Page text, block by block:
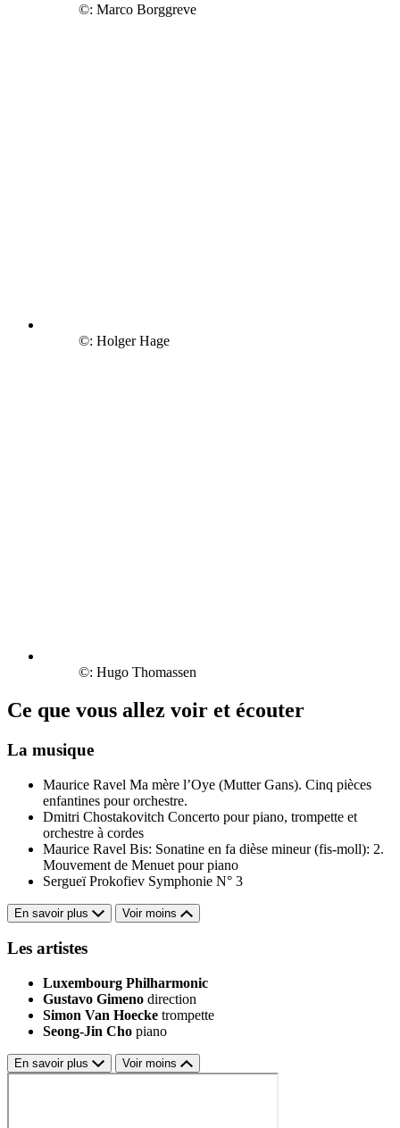
©: Marco Borggreve
©: Holger Hage
©: Hugo Thomassen
Ce que vous allez voir et écouter
La musique
Maurice Ravel Ma mère l’Oye (Mutter Gans). Cinq pièces
enfantines pour orchestre.
Dmitri Chostakovitch Concerto pour piano, trompette et
orchestre à cordes
Maurice Ravel Bis: Sonatine en fa dièse mineur (fis-moll): 2.
Mouvement de Menuet pour piano
Sergueï Prokofiev Symphonie N° 3
En savoir plus Voir moins
Les artistes
Luxembourg Philharmonic
Gustavo Gimeno direction
Simon Van Hoecke trompette
Seong-Jin Cho piano
En savoir plus Voir moins